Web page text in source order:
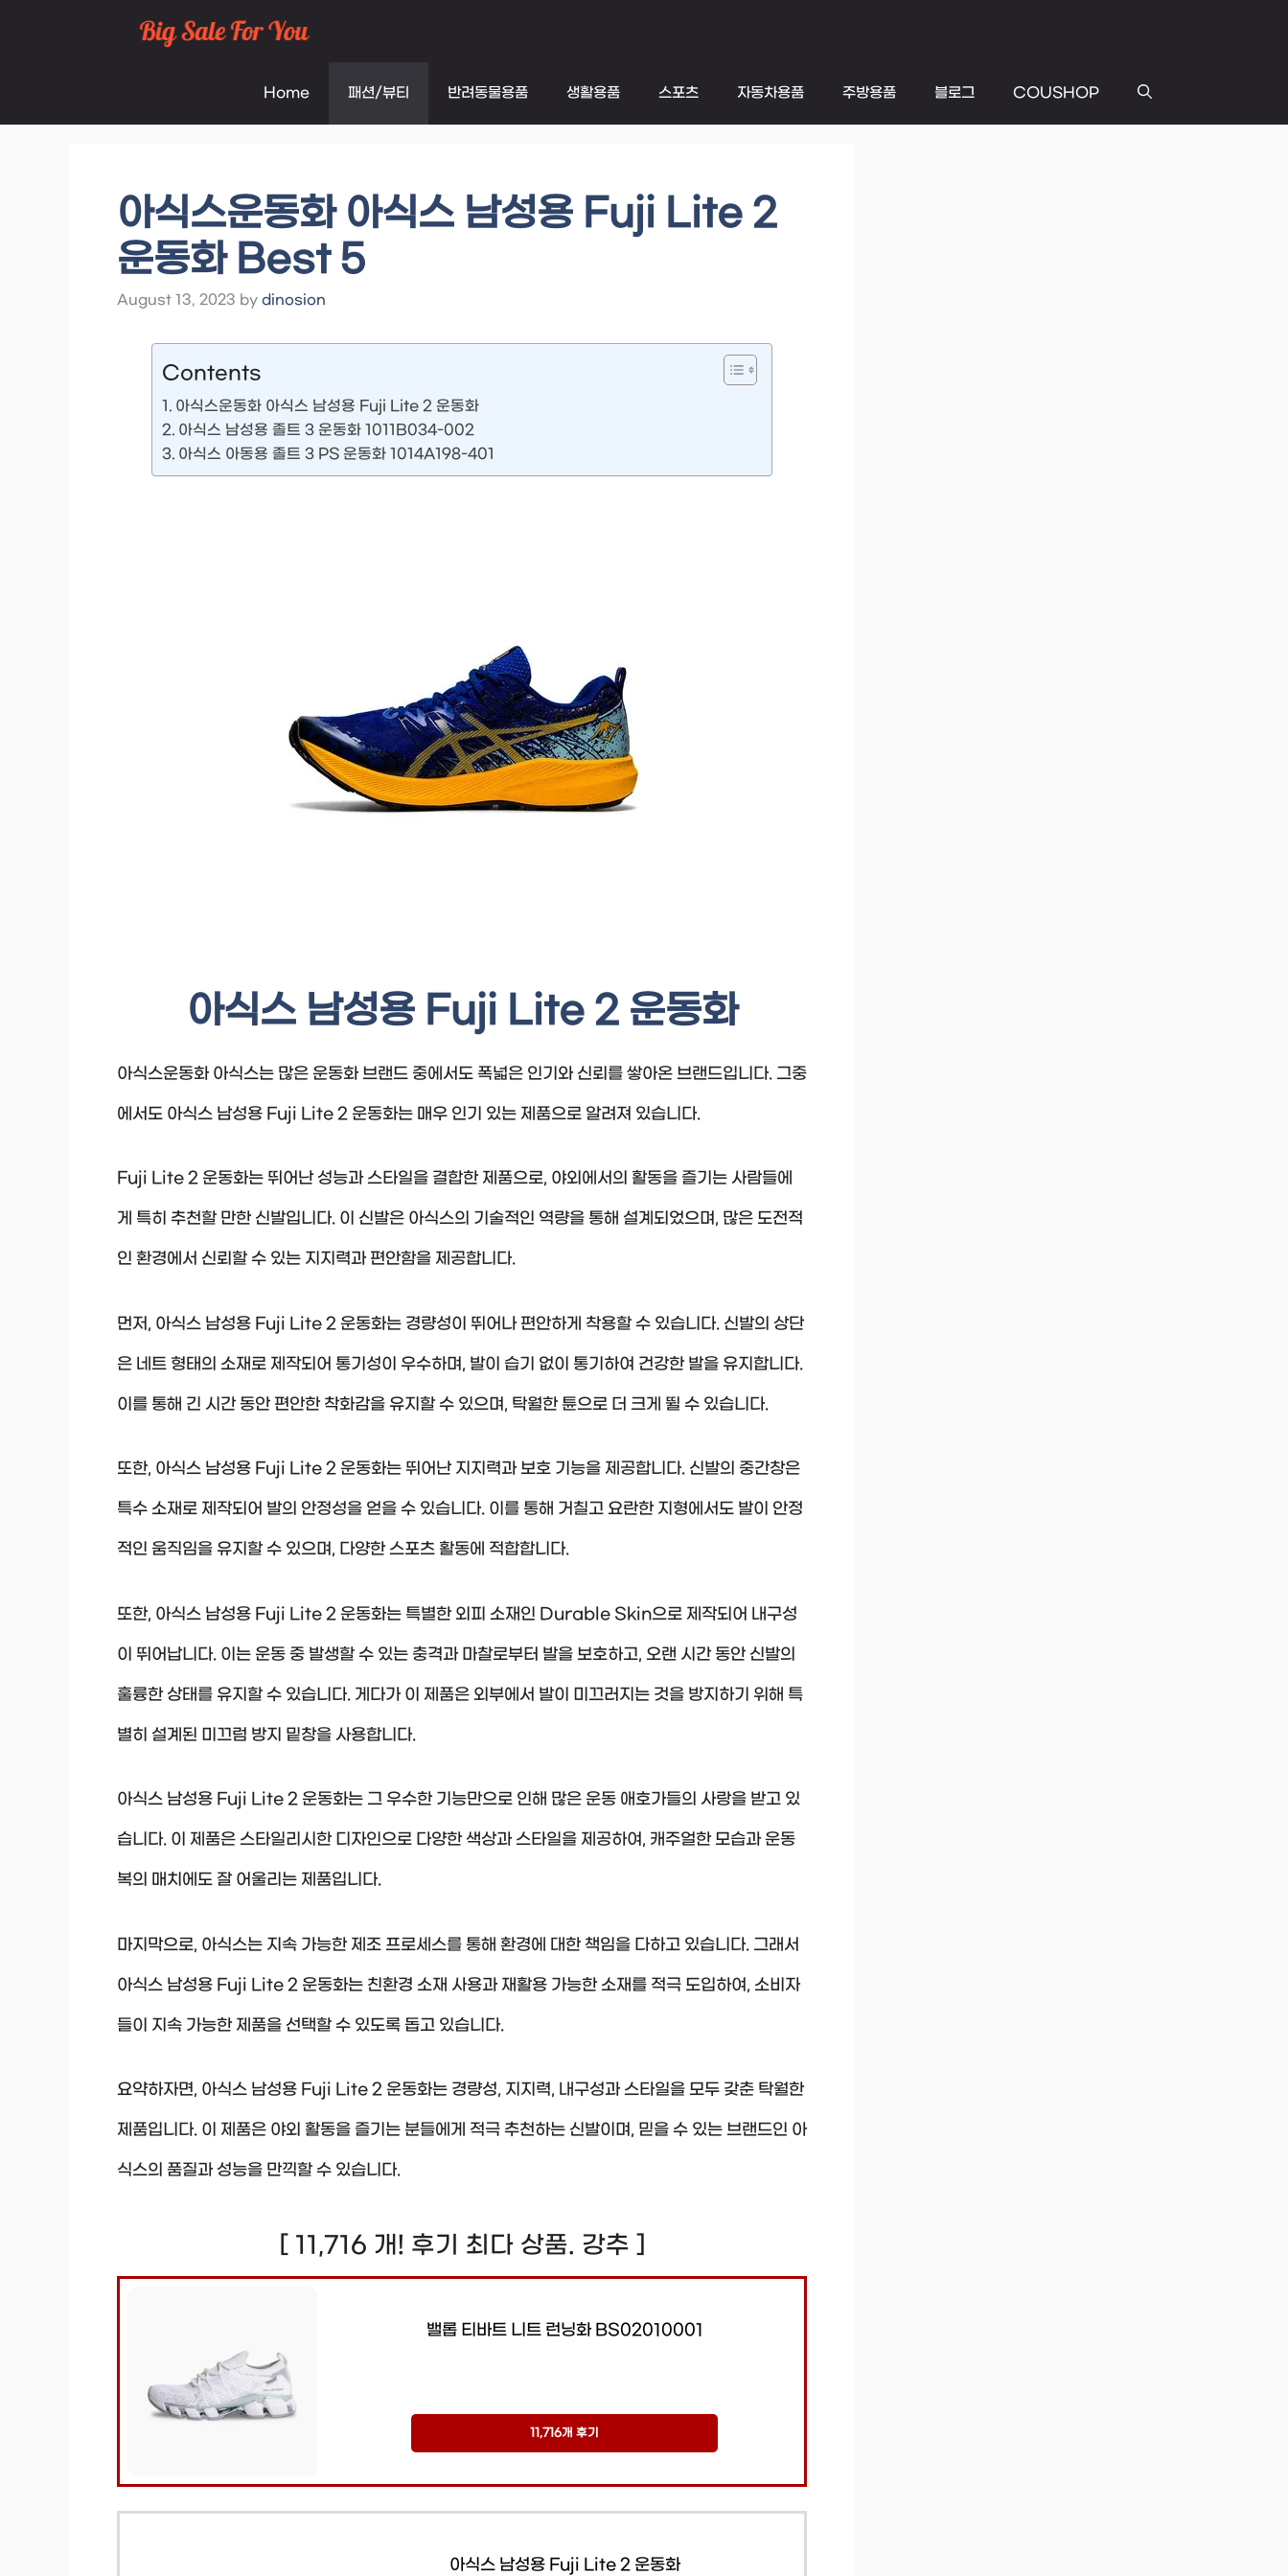
Home 패션/뷰티 반려동물용품 생활용품 스포츠 자동차용품 주방용품 블로그 COUSHOP
아식스운동화 아식스 남성용 Fuji Lite 2
운동화 Best 5
August 13, 2023 by dinosion
Contents
아식스운동화 아식스 남성용 Fuji Lite 2 운동화
아식스 남성용 졸트 3 운동화 1011B034-002
아식스 아동용 졸트 3 PS 운동화 1014A198-401
아식스 남성용 Fuji Lite 2 운동화
아식스운동화 아식스는 많은 운동화 브랜드 중에서도 폭넓은 인기와 신뢰를 쌓아온 브랜드입니다. 그중
에서도 아식스 남성용 Fuji Lite 2 운동화는 매우 인기 있는 제품으로 알려져 있습니다.
Fuji Lite 2 운동화는 뛰어난 성능과 스타일을 결합한 제품으로, 야외에서의 활동을 즐기는 사람들에
게 특히 추천할 만한 신발입니다. 이 신발은 아식스의 기술적인 역량을 통해 설계되었으며, 많은 도전적
인 환경에서 신뢰할 수 있는 지지력과 편안함을 제공합니다.
먼저, 아식스 남성용 Fuji Lite 2 운동화는 경량성이 뛰어나 편안하게 착용할 수 있습니다. 신발의 상단
은 네트 형태의 소재로 제작되어 통기성이 우수하며, 발이 습기 없이 통기하여 건강한 발을 유지합니다.
이를 통해 긴 시간 동안 편안한 착화감을 유지할 수 있으며, 탁월한 튠으로 더 크게 뛸 수 있습니다.
또한, 아식스 남성용 Fuji Lite 2 운동화는 뛰어난 지지력과 보호 기능을 제공합니다. 신발의 중간창은
특수 소재로 제작되어 발의 안정성을 얻을 수 있습니다. 이를 통해 거칠고 요란한 지형에서도 발이 안정
적인 움직임을 유지할 수 있으며, 다양한 스포츠 활동에 적합합니다.
또한, 아식스 남성용 Fuji Lite 2 운동화는 특별한 외피 소재인 Durable Skin으로 제작되어 내구성
이 뛰어납니다. 이는 운동 중 발생할 수 있는 충격과 마찰로부터 발을 보호하고, 오랜 시간 동안 신발의
훌륭한 상태를 유지할 수 있습니다. 게다가 이 제품은 외부에서 발이 미끄러지는 것을 방지하기 위해 특
별히 설계된 미끄럼 방지 밑창을 사용합니다.
아식스 남성용 Fuji Lite 2 운동화는 그 우수한 기능만으로 인해 많은 운동 애호가들의 사랑을 받고 있
습니다. 이 제품은 스타일리시한 디자인으로 다양한 색상과 스타일을 제공하여, 캐주얼한 모습과 운동
복의 매치에도 잘 어울리는 제품입니다.
마지막으로, 아식스는 지속 가능한 제조 프로세스를 통해 환경에 대한 책임을 다하고 있습니다. 그래서
아식스 남성용 Fuji Lite 2 운동화는 친환경 소재 사용과 재활용 가능한 소재를 적극 도입하여, 소비자
들이 지속 가능한 제품을 선택할 수 있도록 돕고 있습니다.
요약하자면, 아식스 남성용 Fuji Lite 2 운동화는 경량성, 지지력, 내구성과 스타일을 모두 갖춘 탁월한
제품입니다. 이 제품은 야외 활동을 즐기는 분들에게 적극 추천하는 신발이며, 믿을 수 있는 브랜드인 아
식스의 품질과 성능을 만끽할 수 있습니다.
[ 11,716 개! 후기 최다 상품. 강추 ]
밸롭 티바트 니트 런닝화 BS02010001
11,716개 후기
아식스 남성용 Fuji Lite 2 운동화